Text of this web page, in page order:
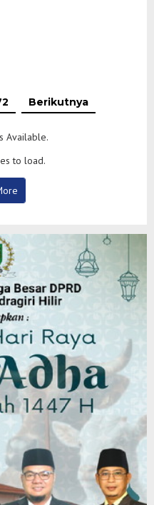
Berikutnya
Available.
to load.